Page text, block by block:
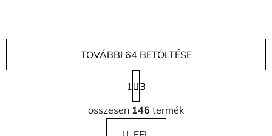
L
i
s
TOVÁBBI 64 BETÖLTÉSE
1
3
összesen 146 termék